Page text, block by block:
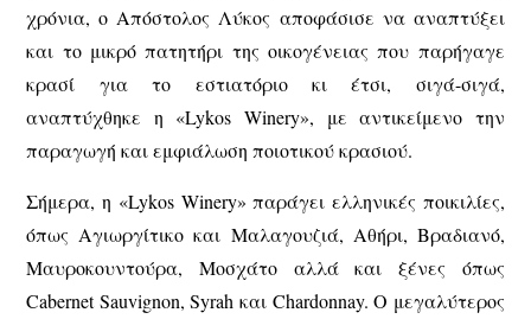
χρόνια, ο Απόστολος Λύκος αποφάσισε να αναπτύξει
και το μικρό πατητήρι της οικογένειας που παρήγαγε
κρασί για το εστιατόριο κι έτσι, σιγά-σιγά,
αναπτύχθηκε η «Lykos Winery», με αντικείμενο την
παραγωγή και εμφιάλωση ποιοτικού κρασιού.
Σήμερα, η «Lykos Winery» παράγει ελληνικές ποικιλίες,
όπως Αγιωργίτικο και Μαλαγουζιά, Αθήρι, Βραδιανό,
Μαυροκουντούρα, Μοσχάτο αλλά και ξένες όπως
Cabernet Sauvignon, Syrah και Chardonnay. Ο μεγαλύτερος